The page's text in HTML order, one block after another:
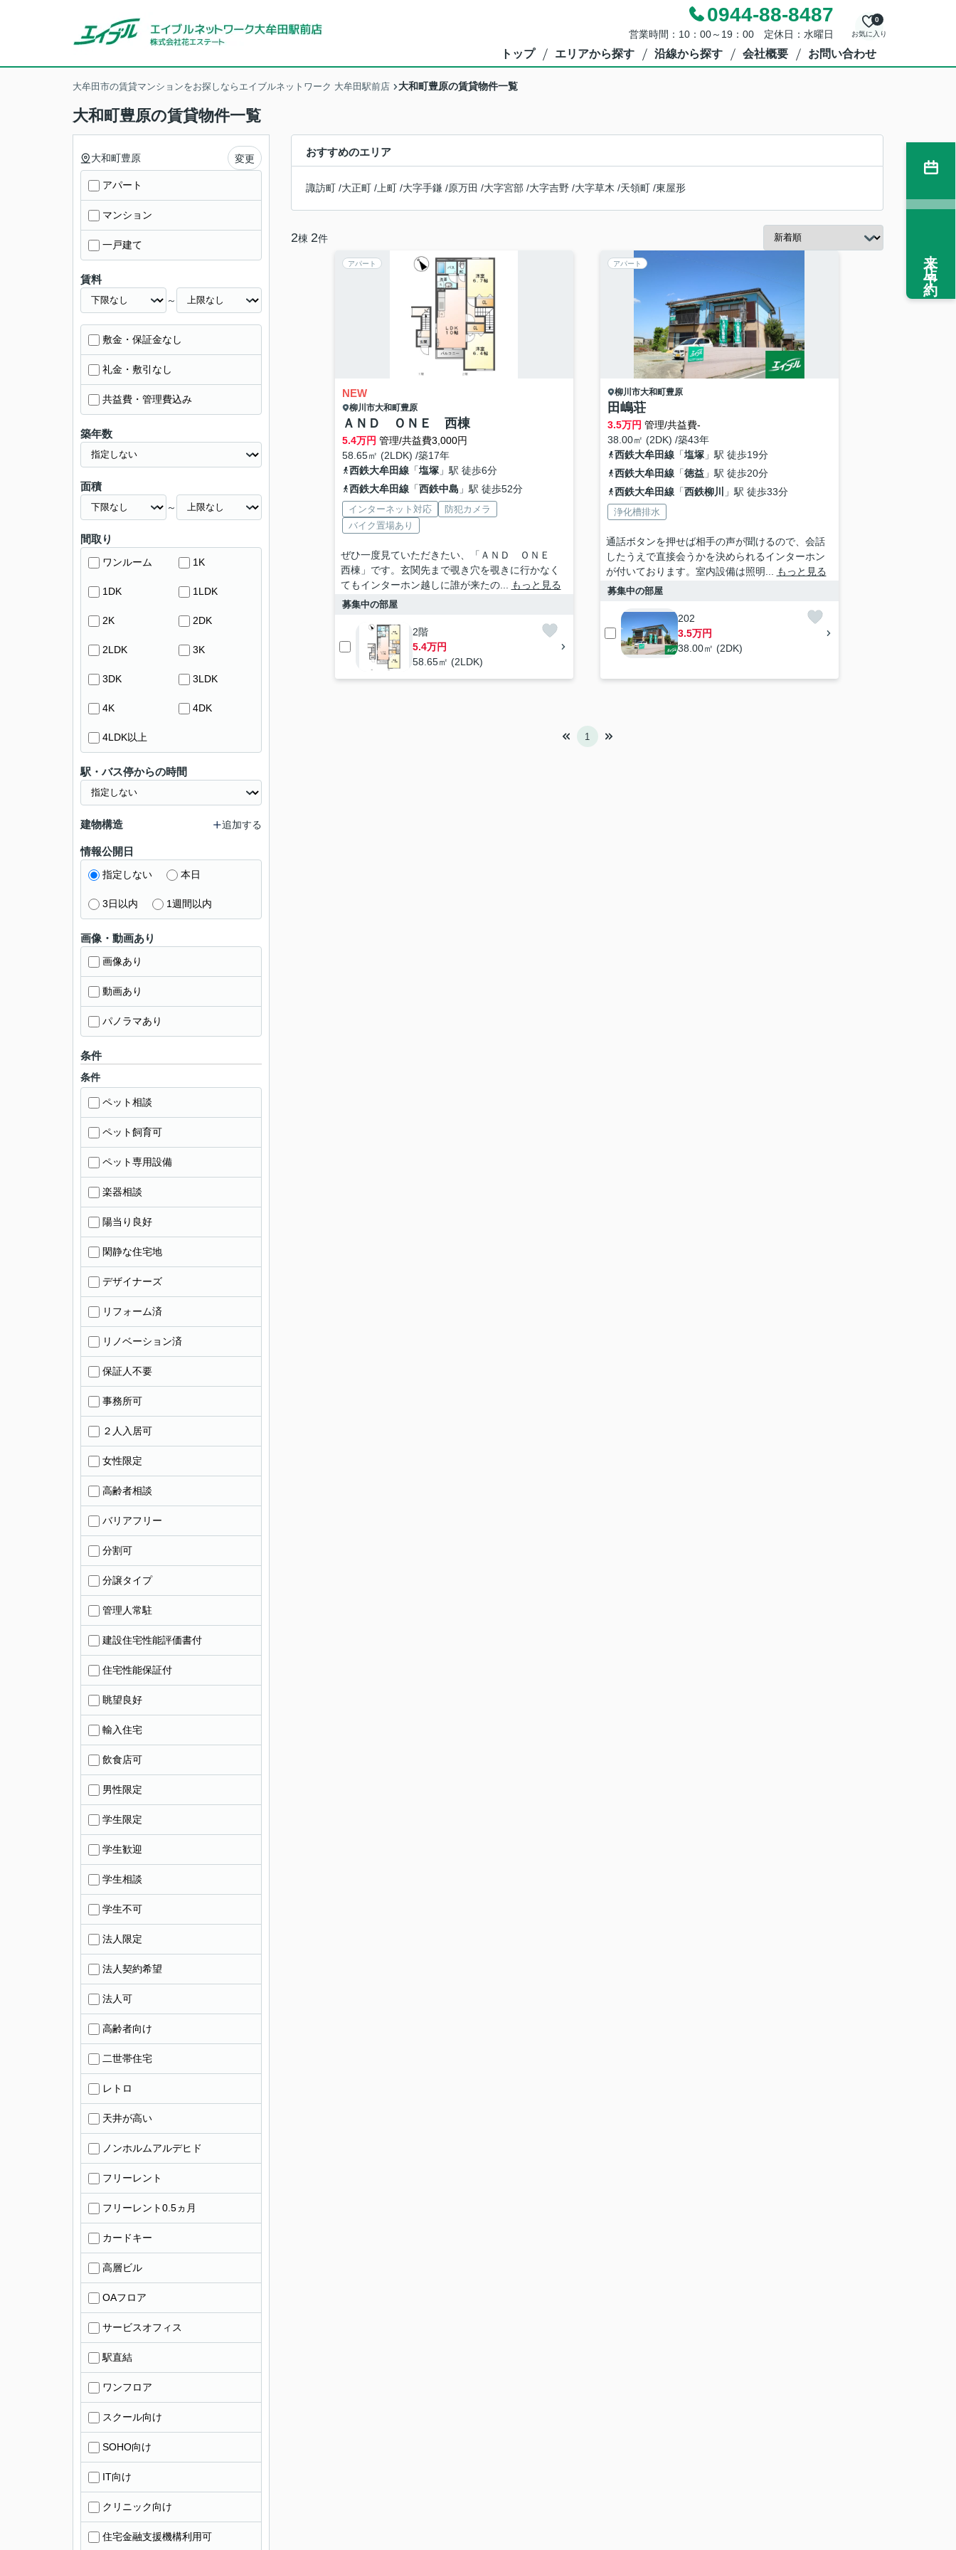
0944-88-8487
営業時間：10：00～19：00 定休日：水曜日 お気に入り
0
トップ エリアから探す 沿線から探す 会社概要 お問い合わせ
大牟田市の賃貸マンションをお探しならエイブルネットワーク 大牟田駅前店 大和町豊原の賃貸物件一覧
大和町豊原の賃貸物件一覧
おすすめのエリア
諏訪町 /大正町 / 上町 /大字手鎌 /原万田 /大字宮部 /大字吉野 /大字草木 /天領町 /東屋形
2棟 2件
アパート
NEW
柳川市大和町豊原
ＡＮＤ ＯＮＥ 西棟
5.4万円 管理/共益費3,000円
58.65㎡ (2LDK) /築17年
西鉄大牟田線「塩塚」駅 徒歩6分
西鉄大牟田線「西鉄中島 」駅 徒歩52分
インターネット対応
防犯カメラ
バイク置場あり
ぜひ一度見ていただきたい、「ＡＮＤ ＯＮＥ
西棟」です。玄関先まで覗き穴を覗きに行かなく
てもインターホン越しに誰が来たの...
もっと見る
募集中の部屋
2階
5.4万円
58.65㎡ (2LDK)
アパート
柳川市大和町豊原
田嶋荘
3.5万円 管理/共益費-
38.00㎡ (2DK) /築43年
西鉄大牟田線「塩塚」駅 徒歩19分
西鉄大牟田線「徳益」駅 徒歩20分
西鉄大牟田線「西鉄柳川 」駅 徒歩33分
浄化槽排水
通話ボタンを押せば相手の声が聞けるので、会話
したうえで直接会うかを決められるインターホン
が付いております。室内設備は照明...
もっと見る
募集中の部屋
202
3.5万円
38.00㎡ (2DK)
1
大和町豊原 変更
アパート
マンション
一戸建て
賃料
～
敷金・保証金なし
礼金・敷引なし
共益費・管理費込み
築年数
面積
～
間取り
ワンルーム 1K
1DK 1LDK
2K 2DK
2LDK 3K
3DK 3LDK
4K 4DK
4LDK以上
駅・バス停からの時間
建物構造 追加する
情報公開日
指定しない 本日
3日以内 1週間以内
画像・動画あり
画像あり
動画あり
パノラマあり
条件
条件
ペット相談
ペット飼育可
ペット専用設備
楽器相談
陽当り良好
閑静な住宅地
デザイナーズ
リフォーム済
リノベーション済
保証人不要
事務所可
２人入居可
女性限定
高齢者相談
バリアフリー
分割可
分譲タイプ
管理人常駐
建設住宅性能評価書付
住宅性能保証付
眺望良好
輸入住宅
飲食店可
男性限定
学生限定
学生歓迎
学生相談
学生不可
法人限定
法人契約希望
法人可
高齢者向け
二世帯住宅
レトロ
天井が高い
ノンホルムアルデヒド
フリーレント
フリーレント0.5ヵ月
カードキー
高層ビル
OAフロア
サービスオフィス
駅直結
ワンフロア
スクール向け
SOHO向け
IT向け
クリニック向け
住宅金融支援機構利用可
来店予約